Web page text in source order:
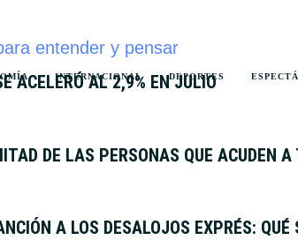
INTERNACIONAL DEPORTES
ACELERÓ AL 2,9% EN JULIO
DE LAS PERSONAS QUE ACUDEN
A LOS DESALOJOS EXPRÉS: QUÉ